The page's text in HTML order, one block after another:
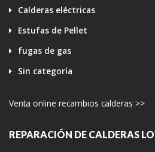
Calderas eléctricas
Estufas de Pellet
fugas de gas
Sin categoría
Venta online recambios calderas >>
REPARACIÓN DE CALDERAS